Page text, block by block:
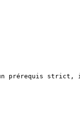
prérequis strict, il